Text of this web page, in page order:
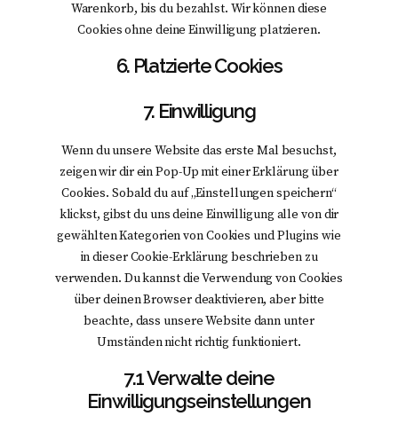
Warenkorb, bis du bezahlst. Wir können diese
Cookies ohne deine Einwilligung platzieren.
6. Platzierte Cookies
7. Einwilligung
Wenn du unsere Website das erste Mal besuchst,
zeigen wir dir ein Pop-Up mit einer Erklärung über
Cookies. Sobald du auf „Einstellungen speichern“
klickst, gibst du uns deine Einwilligung alle von dir
gewählten Kategorien von Cookies und Plugins wie
in dieser Cookie-Erklärung beschrieben zu
verwenden. Du kannst die Verwendung von Cookies
über deinen Browser deaktivieren, aber bitte
beachte, dass unsere Website dann unter
Umständen nicht richtig funktioniert.
7.1 Verwalte deine
Einwilligungseinstellungen